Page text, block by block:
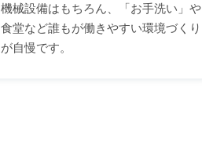
機械設備はもちろん、「お手洗い」や
食堂など誰もが働きやすい環境づくり
が自慢です。